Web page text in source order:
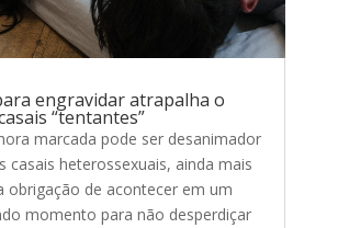
engravidar atrapalha o
“tentantes”
marcada pode ser desanimador
casais heterossexuais, ainda mais
obrigação de acontecer em um
momento para não desperdiçar